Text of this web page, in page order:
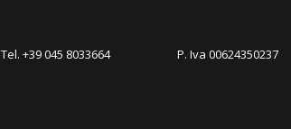
Tel. +39 045 8033664 P. Iva 00624350237